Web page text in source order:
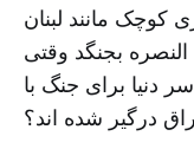
کوچک مانند لبنان
بجنگد وقتی
دنیا برای جنگ با
درگیر شده اند؟